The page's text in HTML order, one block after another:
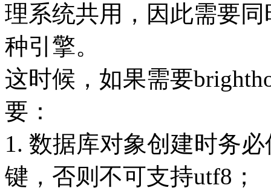
理系统共用，因此需要同
种引擎。
这时候，如果需要
要：
1. 数据库对象创建时务
键，否则不可支持utf8；